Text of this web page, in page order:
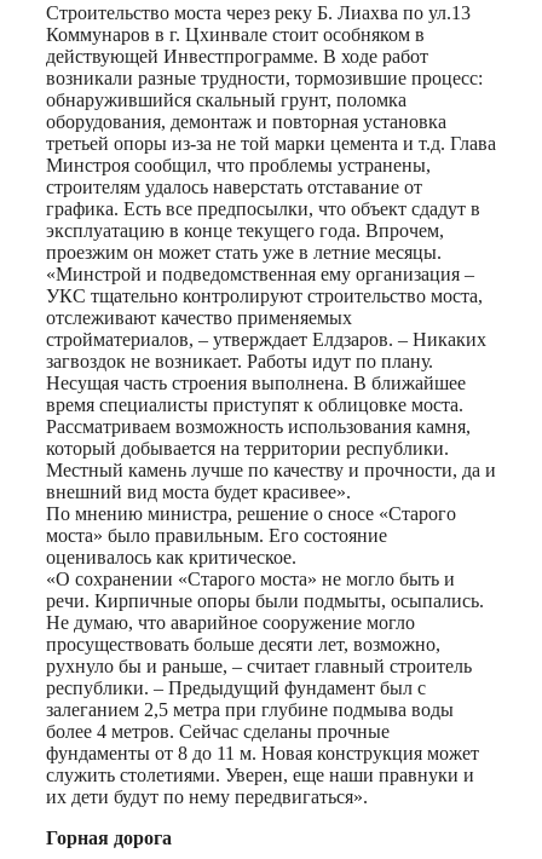
Строительство моста через реку Б. Лиахва по ул.13
Коммунаров в г. Цхинвале стоит особняком в
действующей Инвестпрограмме. В ходе работ
возникали разные трудности, тормозившие процесс:
обнаружившийся скальный грунт, поломка
оборудования, демонтаж и повторная установка
третьей опоры из-за не той марки цемента и т.д. Глава
Минстроя сообщил, что проблемы устранены,
строителям удалось наверстать отставание от
графика. Есть все предпосылки, что объект сдадут в
эксплуатацию в конце текущего года. Впрочем,
проезжим он может стать уже в летние месяцы.
«Минстрой и подведомственная ему организация –
УКС тщательно контролируют строительство моста,
отслеживают качество применяемых
стройматериалов, – утверждает Елдзаров. – Никаких
загвоздок не возникает. Работы идут по плану.
Несущая часть строения выполнена. В ближайшее
время специалисты приступят к облицовке моста.
Рассматриваем возможность использования камня,
который добывается на территории республики.
Местный камень лучше по качеству и прочности, да и
внешний вид моста будет красивее».
По мнению министра, решение о сносе «Старого
моста» было правильным. Его состояние
оценивалось как критическое.
«О сохранении «Старого моста» не могло быть и
речи. Кирпичные опоры были подмыты, осыпались.
Не думаю, что аварийное сооружение могло
просуществовать больше десяти лет, возможно,
рухнуло бы и раньше, – считает главный строитель
республики. – Предыдущий фундамент был с
залеганием 2,5 метра при глубине подмыва воды
более 4 метров. Сейчас сделаны прочные
фундаменты от 8 до 11 м. Новая конструкция может
служить столетиями. Уверен, еще наши правнуки и
их дети будут по нему передвигаться».
Горная дорога